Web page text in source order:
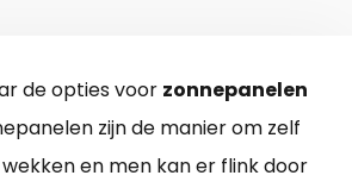
de opties voor zonnepanelen
zijn de manier om zelf
en men kan er flink door